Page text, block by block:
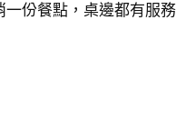
份餐點，桌邊都有服